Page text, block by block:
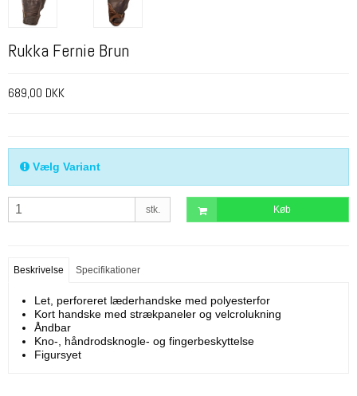
Rukka Fernie Brun
689,00 DKK
Vælg Variant
stk. Køb
Beskrivelse Specifikationer
Let, perforeret læderhandske med polyesterfor
Kort handske med strækpaneler og velcrolukning
Åndbar
Kno-, håndrodsknogle- og fingerbeskyttelse
Figursyet